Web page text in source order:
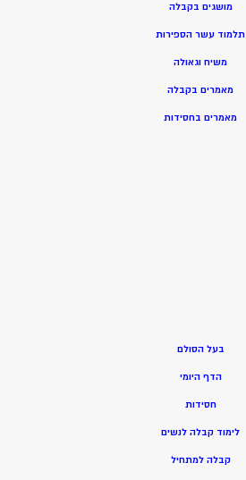
מושגים בקבלה
תלמוד עשר הספירות
משיח וגאולה
מאמרים בקבלה
מאמרים בחסידות
בעל הסולם
הדף היומי
חסידות
לימוד קבלה לנשים
קבלה למתחיל